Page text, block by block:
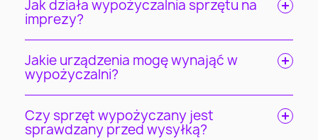
Jak działa wypożyczalnia sprzętu na
imprezy?
Jakie urządzenia mogę wynająć w
wypożyczalni?
Czy sprzęt wypożyczany jest
sprawdzany przed wysyłką?